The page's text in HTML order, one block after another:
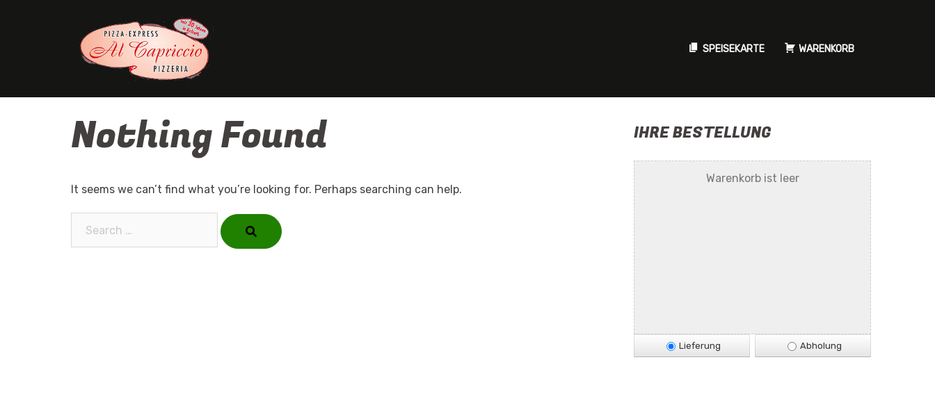
SPEISEKARTE WARENKORB
Nothing Found
It seems we can’t find what you’re looking for. Perhaps searching can help.
IHRE BESTELLUNG
Warenkorb ist leer
Lieferung Abholung